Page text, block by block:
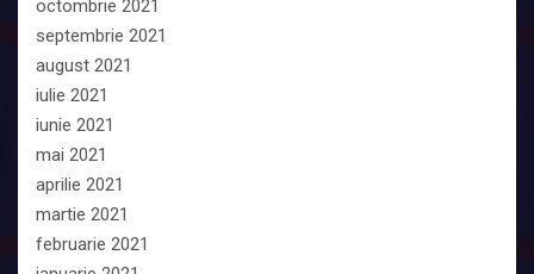
octombrie 2021
septembrie 2021
august 2021
iulie 2021
iunie 2021
mai 2021
aprilie 2021
martie 2021
februarie 2021